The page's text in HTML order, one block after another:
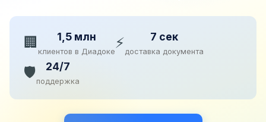
🏢 1,5 млн
клиентов в Диадоке⚡ 7 сек
доставка документа
🛡️ 24/7
поддержка